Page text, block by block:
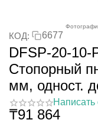
КОД: 6677
DFSP-20-10-
Стопорный
мм, одност.
Написать
₸91 864